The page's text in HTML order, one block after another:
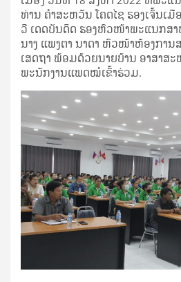
ທ່ານ ຄຳສະຫວັນ ໂຄດໄຊ ຮອງເຈົ້ນເມື
ວີ ເດດບັນດິດ ຮອງຫົວໜ້າພະແນກສ
ນາງ ແພງຕາ ນາດາ ຫົວໜ້າຫ້ອງການ
ເສດຖາ ພ້ອມດ້ວຍນາຍບ້ານ ອາສາສ
ພະນັກງານແພດໝໍເຂົ້າຮ່ວມ.